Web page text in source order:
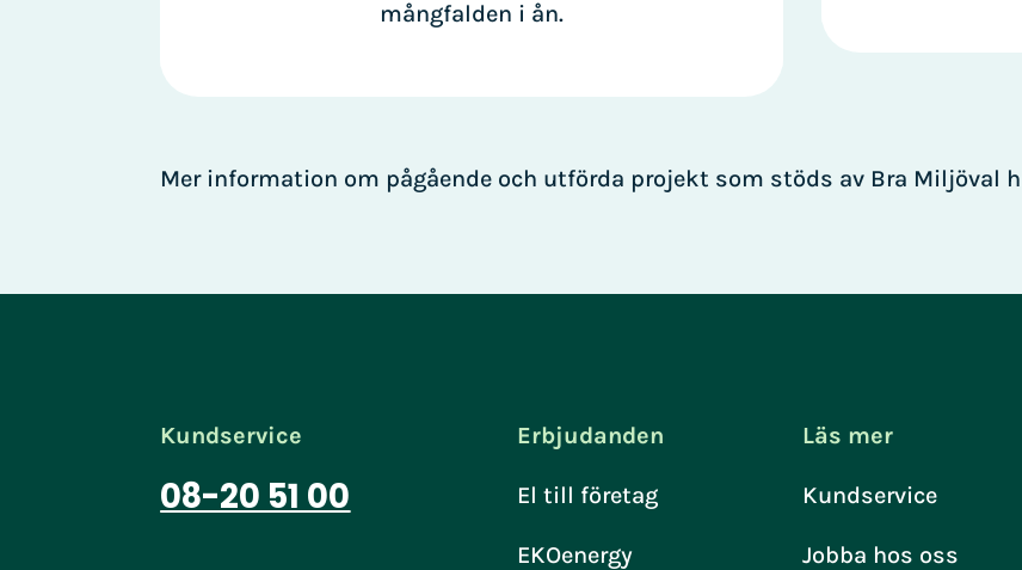
mångfalden i ån.
Mer information om pågående och utförda projekt som stöds av Bra Miljöval
Kundservice
08-20 51 00
Erbjudanden
El till företag
EKOenergy
Läs mer
Kundservice
Jobba hos oss